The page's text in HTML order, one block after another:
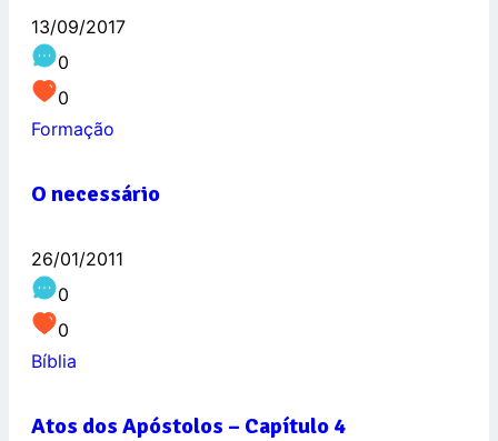
13/09/2017
0
0
Formação
O necessário
26/01/2011
0
0
Bíblia
Atos dos Apóstolos – Capítulo 4